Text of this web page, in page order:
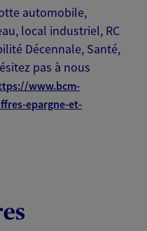
automobile,
local industriel, RC
Décennale, Santé,
pas à nous
www.bcm-
epargne-et-